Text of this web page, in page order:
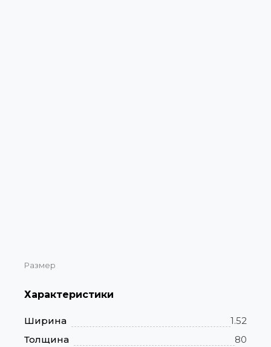
Размер
Характеристики
Ширина
1.52
Толщина
80